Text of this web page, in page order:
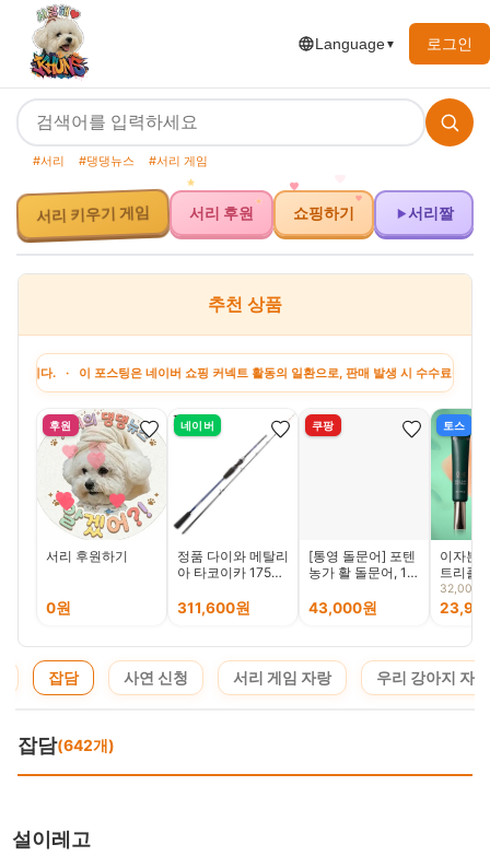
Language▼ 로그인
#서리 #댕댕뉴스 #서리 게임
서리 키우기 게임 서리 후원 쇼핑하기 서리짤
추천 상품
· 이 포스팅은 네이버 쇼핑 커넥트 활동의 일환으로, 판매 발생 시 수수료를 제공받
후원
서리 후원하기
0원
네이버
정품 다이와 메탈리
아 타코이카 175H
갑 전용 로드 메탈
311,600원
쿠팡
[통영 돌문어] 포텐
농가 활 돌문어, 1박
1kg(1~4미)
43,000원
토스
이자본
트리플
림,
32,000
잡담 사연 신청 서리 게임 자랑 우리 강아지 자랑
잡담(642개)
설이레고